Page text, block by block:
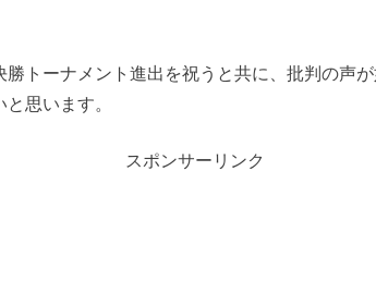
勝トーナメント進出を祝うと共に、批判の声
思います。
スポンサーリンク